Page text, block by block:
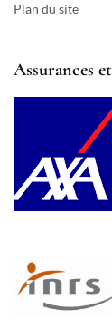
Plan du site
Assurances